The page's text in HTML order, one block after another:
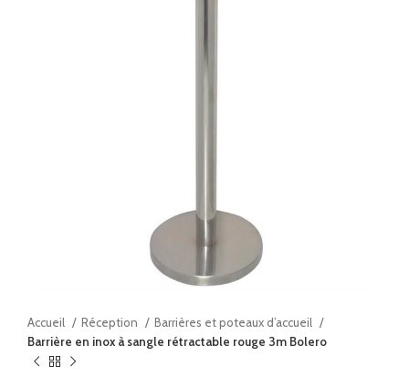
Accueil Réception
Barrières et poteaux d’accueil
Barrière en inox à sangle rétractable rouge 3m Bolero